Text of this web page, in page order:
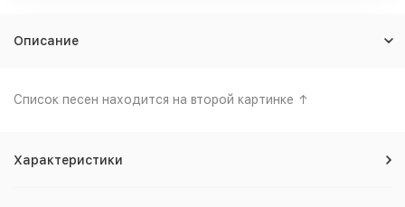
Описание
Список песен находится на второй картинке ↑
Характеристики